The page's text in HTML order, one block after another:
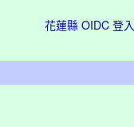
花蓮縣 OIDC 登入